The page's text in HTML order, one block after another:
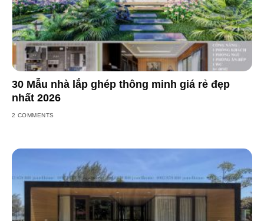
30 Mẫu nhà lắp ghép thông minh giá rẻ đẹp
nhất 2026
2 COMMENTS